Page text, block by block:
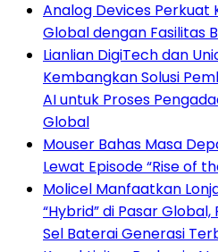
Analog Devices
Global dengan Fasilitas
Lianlian DigiTech dan
Kembangkan Solusi
AI untuk Proses
Global
Mouser Bahas Masa
Lewat Episode “Rise of
Molicel Manfaatkan
“Hybrid” di Pasar
Sel Baterai Generasi